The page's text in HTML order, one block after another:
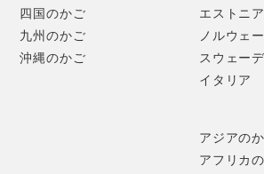
色の違いはトウモロコシの品種のちがい
合わせた、温かな色合いも魅力です。
四国のかご
九州のかご
沖縄のかご
エストニア
ノルウェー
スウェー
イタリア
アジアの
アフリカ